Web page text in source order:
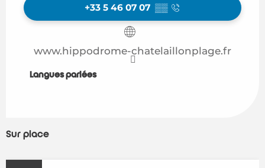
+33 5 46 07 07 ▒▒
www.hippodrome-chatelaillonplage.fr
Langues parlées
Langues parlées
Sur place